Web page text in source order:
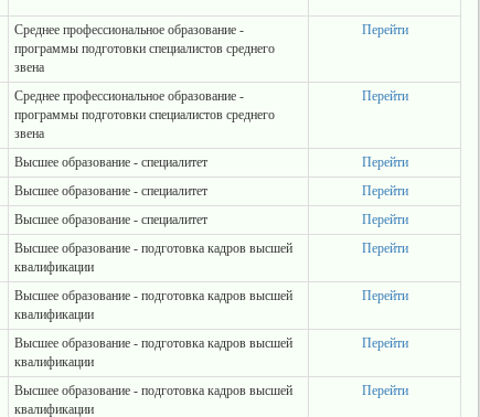
Среднее профессиональное образование -
программы подготовки специалистов среднего
звена
Перейти
Среднее профессиональное образование -
программы подготовки специалистов среднего
звена
Перейти
Высшее образование - специалитет
Перейти
Высшее образование - специалитет
Перейти
Высшее образование - специалитет
Перейти
Высшее образование - подготовка кадров высшей
квалификации
Перейти
Высшее образование - подготовка кадров высшей
квалификации
Перейти
Высшее образование - подготовка кадров высшей
квалификации
Перейти
Высшее образование - подготовка кадров высшей
квалификации
Перейти